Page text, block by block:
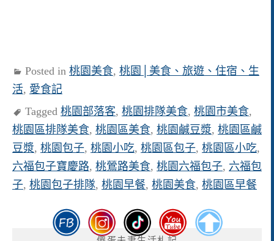
Posted in 桃園美食, 桃園│美食、旅遊、住宿、生
活, 愛食記
Tagged 桃園部落客, 桃園排隊美食, 桃園市美食,
桃園區排隊美食, 桃園區美食, 桃園鹹豆漿, 桃園區鹹
豆漿, 桃園包子, 桃園小吃, 桃園區包子, 桃園區小吃,
六福包子寶慶路, 桃鶯路美食, 桃園六福包子, 六福包
子, 桃園包子排隊, 桃園早餐, 桃園美食, 桃園區早餐